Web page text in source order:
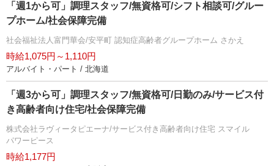
「週1から可」調理スタッフ/無資格可/シフト相談可/グルー
プホーム/社会保障完備
社会福祉法人富門華会/安平町 認知症高齢者グループホーム さかえ
時給1,075円～1,110円
アルバイト・パート / 北海道
「週3から可」調理スタッフ/無資格可/日勤のみ/サービス付
き高齢者向け住宅/社会保障完備
株式会社ラヴィータピエーナ/サービス付き高齢者向け住宅 スマイル
パワーピース
時給1,177円